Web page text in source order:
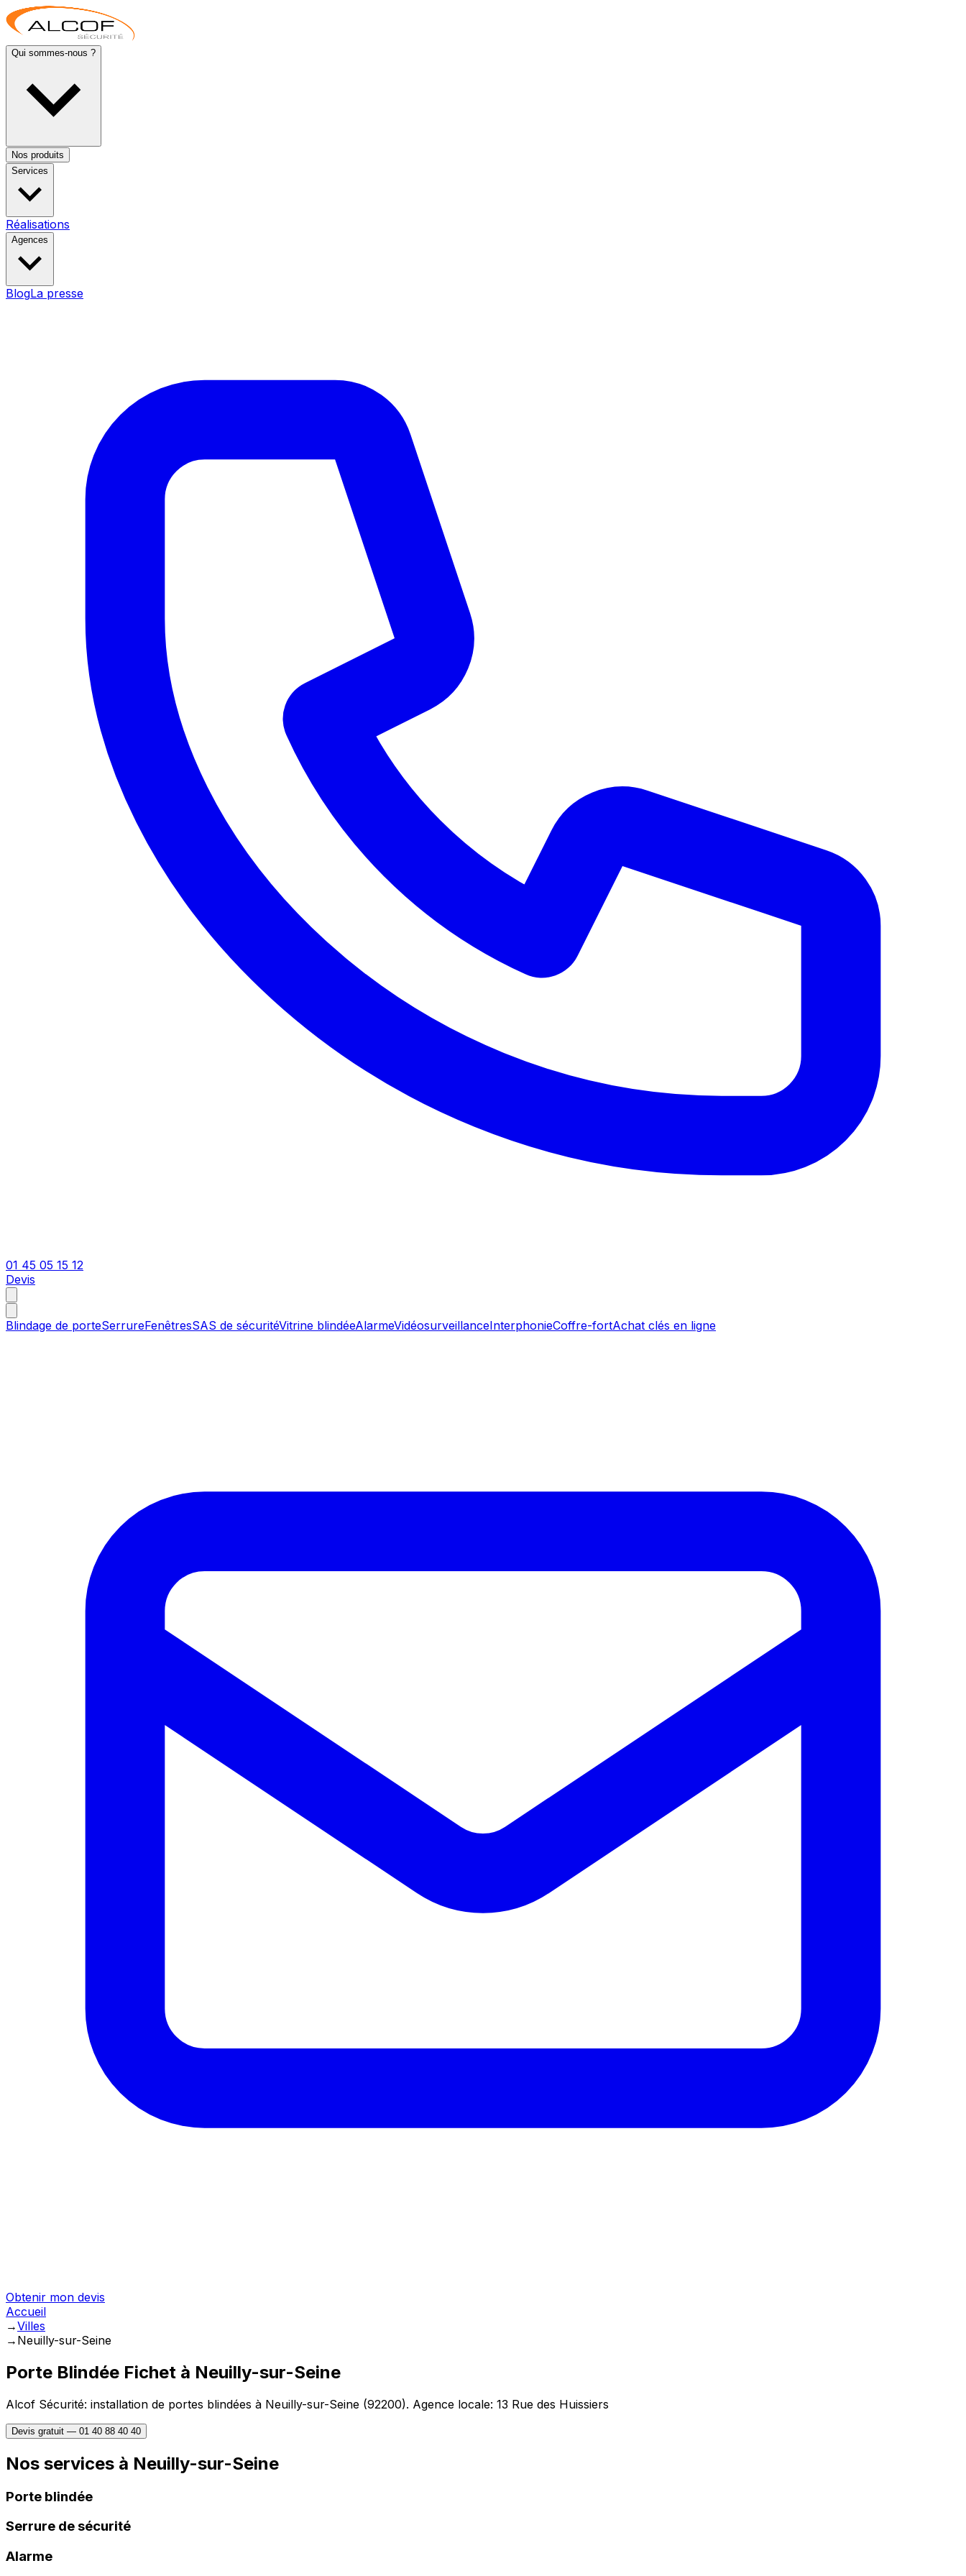
Qui sommes-nous ?
Nos produits
Services
Réalisations
Agences
BlogLa presse
01 45 05 15 12
Devis
Blindage de porteSerrureFenêtresSAS de sécuritéVitrine blindéeAlarmeVidéosurveillanceInterphonieCoffre-fortAchat clés en ligne
Obtenir mon devis
Accueil
→Villes
→ Neuilly-sur-Seine
Porte Blindée Fichet à Neuilly-sur-Seine
Alcof Sécurité: installation de portes blindées à Neuilly-sur-Seine (92200). Agence locale: 13 Rue des Huissiers
Devis gratuit — 01 40 88 40 40
Nos services à Neuilly-sur-Seine
Porte blindée
Serrure de sécurité
Alarme